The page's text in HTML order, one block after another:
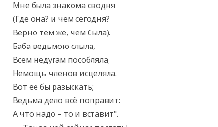
Мне была знакома сводня
(Где она? и чем сегодня?
Верно тем же, чем была).
Баба ведьмою слыла,
Всем недугам пособляла,
Немощь членов исцеляла.
Вот ее бы разыскать;
Ведьма дело всё поправит:
А что надо – то и вставит".